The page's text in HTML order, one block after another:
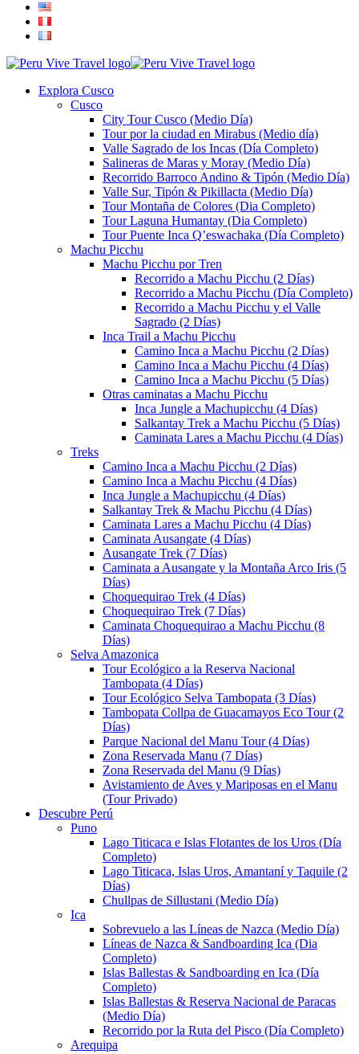
Explora Cusco
Cusco
City Tour Cusco (Medio Día)
Tour por la ciudad en Mirabus (Medio día)
Valle Sagrado de los Incas (Día Completo)
Salineras de Maras y Moray (Medio Día)
Recorrido Barroco Andino & Tipón (Medio Día)
Valle Sur, Tipón & Pikillacta (Medio Día)
Tour Montaña de Colores (Dia Completo)
Tour Laguna Humantay (Dia Completo)
Tour Puente Inca Q’eswachaka (Día Completo)
Machu Picchu
Machu Picchu por Tren
Recorrido a Machu Picchu (2 Días)
Recorrido a Machu Picchu (Día Completo)
Recorrido a Machu Picchu y el Valle
Sagrado (2 Días)
Inca Trail a Machu Picchu
Camino Inca a Machu Picchu (2 Días)
Camino Inca a Machu Picchu (4 Días)
Camino Inca a Machu Picchu (5 Días)
Otras caminatas a Machu Picchu
Inca Jungle a Machupicchu (4 Días)
Salkantay Trek a Machu Picchu (5 Días)
Caminata Lares a Machu Picchu (4 Días)
Treks
Camino Inca a Machu Picchu (2 Días)
Camino Inca a Machu Picchu (4 Días)
Inca Jungle a Machupicchu (4 Días)
Salkantay Trek & Machu Picchu (4 Días)
Caminata Lares a Machu Picchu (4 Días)
Caminata Ausangate (4 Días)
Ausangate Trek (7 Días)
Caminata a Ausangate y la Montaña Arco Iris (5
Días)
Choquequirao Trek (4 Días)
Choquequirao Trek (7 Días)
Caminata Choquequirao a Machu Picchu (8
Días)
Selva Amazonica
Tour Ecológico a la Reserva Nacional
Tambopata (4 Días)
Tour Ecológico Selva Tambopata (3 Días)
Tambopata Collpa de Guacamayos Eco Tour (2
Días)
Parque Nacional del Manu Tour (4 Días)
Zona Reservada Manu (7 Días)
Zona Reservada del Manu (9 Días)
Avistamiento de Aves y Mariposas en el Manu
(Tour Privado)
Descubre Perú
Puno
Lago Titicaca e Islas Flotantes de los Uros (Día
Completo)
Lago Titicaca, Islas Uros, Amantaní y Taquile (2
Días)
Chullpas de Sillustani (Medio Día)
Ica
Sobrevuelo a las Líneas de Nazca (Medio Día)
Líneas de Nazca & Sandboarding Ica (Dia
Completo)
Islas Ballestas & Sandboarding en Ica (Día
Completo)
Islas Ballestas & Reserva Nacional de Paracas
(Medio Día)
Recorrido por la Ruta del Pisco (Día Completo)
Arequipa